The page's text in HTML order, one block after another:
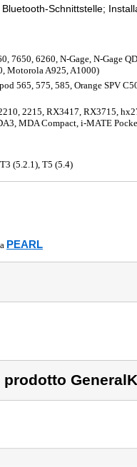
Schnittstelle;
7650, 6260, N-Gage, N-Gage
Motorola A925, A1000)
565, 575, 585, Orange SPV
2215, RX3417, RX3715,
MDA Compact, i-MATE
(5.2.1), T5 (5.4)
PEARL